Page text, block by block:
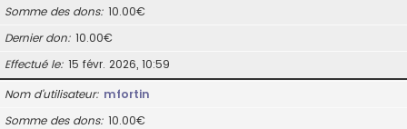
Somme des dons 10.00€
Dernier don 10.00€
Effectué le 15 févr. 2026, 10:59
Nom d’utilisateur mfortin
Somme des dons 10.00€